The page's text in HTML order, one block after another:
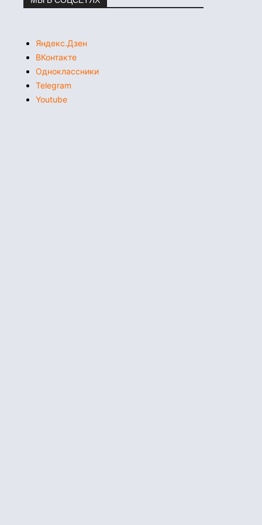
Яндекс.Дзен
ВКонтакте
Одноклассники
Telegram
Youtube